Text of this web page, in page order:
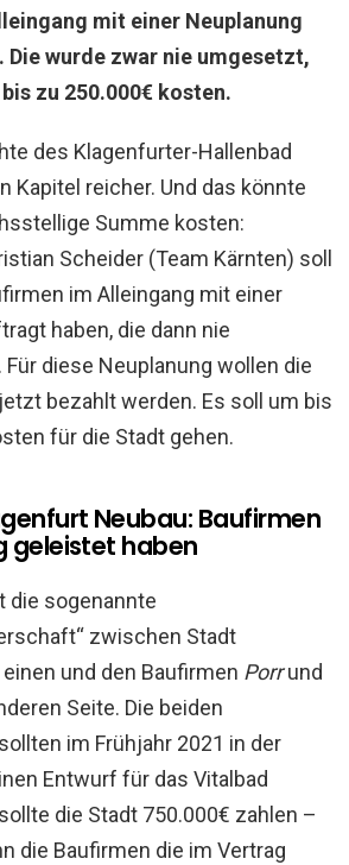
mit einer Neuplanung
Die wurde zwar nie umgesetzt,
zu 250.000€ kosten.
des Klagenfurter-Hallenbad
Kapitel reicher. Und das könnte
Summe kosten:
Scheider (Team Kärnten) soll
im Alleingang mit einer
haben, die dann nie
diese Neuplanung wollen die
bezahlt werden. Es soll um bis
für die Stadt gehen.
Neubau: Baufirmen
geleistet haben
die sogenannte
zwischen Stadt
und den Baufirmen Porrund
Seite. Die beiden
im Frühjahr 2021 in der
Entwurf für das Vitalbad
die Stadt 750.000€ zahlen –
die Baufirmen die im Vertrag